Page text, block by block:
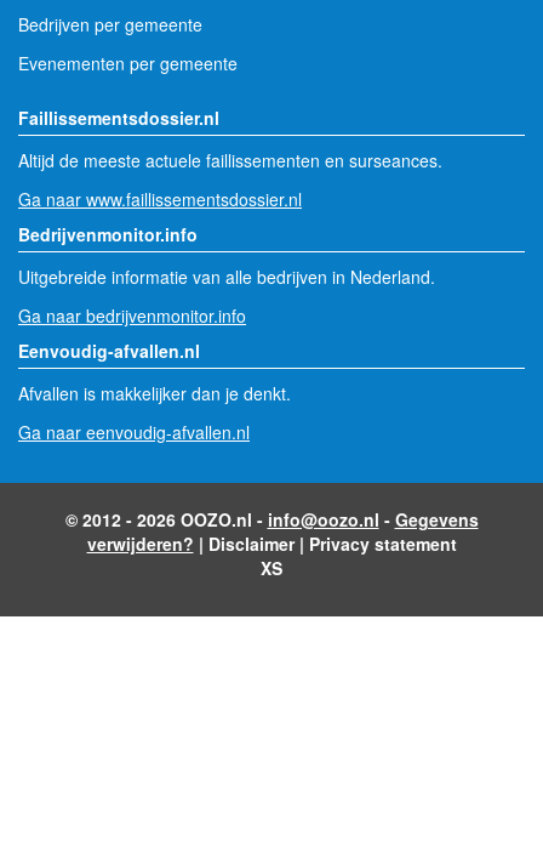
Bedrijven per gemeente
Evenementen per gemeente
Faillissementsdossier.nl
Altijd de meeste actuele faillissementen en surseances.
Ga naar www.faillissementsdossier.nl
Bedrijvenmonitor.info
Uitgebreide informatie van alle bedrijven in Nederland.
Ga naar bedrijvenmonitor.info
Eenvoudig-afvallen.nl
Afvallen is makkelijker dan je denkt.
Ga naar eenvoudig-afvallen.nl
© 2012 - 2026 OOZO.nl - info@oozo.nl - Gegevens
verwijderen? | Disclaimer| Privacy statement
XS